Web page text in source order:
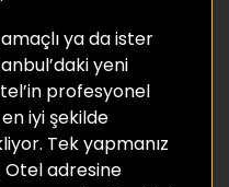
ya da ister
yeni
profesyonel
iyi şekilde
Tek yapmanız
Otel adresine